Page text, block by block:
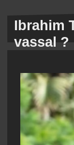
Ibrahim
vassal ?